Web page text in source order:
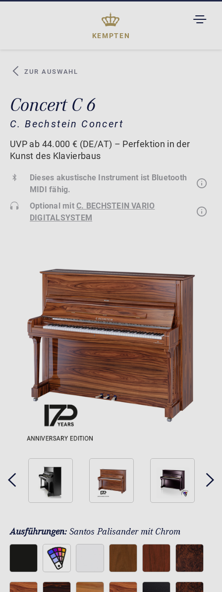
KEMPTEN
ZUR AUSWAHL
Concert C 6
C. Bechstein Concert
UVP ab 44.000 € (DE/AT) – Perfektion in der
Kunst des Klavierbaus
Dieses akustische Instrument ist Bluetooth
MIDI fähig.
Optional mitC. BECHSTEIN VARIO
DIGITALSYSTEM
Ausführungen: Santos Palisander mit Chrom